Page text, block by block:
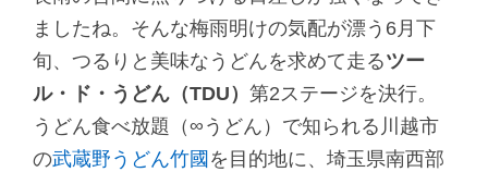
ましたね。そんな梅雨明けの気配が漂う6月下
旬、つるりと美味なうどんを求めて走るツー
ル・ド・うどん（TDU） 第2ステージを決行。
うどん食べ放題（∞うどん）で知られる川越市
の武蔵野うどん竹國 を目的地に、埼玉県南西部